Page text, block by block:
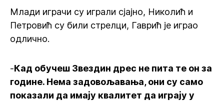
Млади играчи су играли сјајно, Николић и
Петровић су били стрелци, Гаврић је играо
одлично.
-Кад обучеш Звездин дрес не пита те он за
године. Нема задовољавања, они су само
показали да имају квалитет да играју у